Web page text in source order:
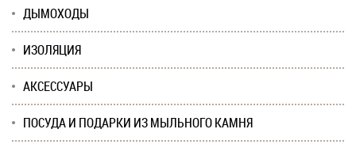
ДЫМОХОДЫ
ИЗОЛЯЦИЯ
АКСЕССУАРЫ
ПОСУДА И ПОДАРКИ ИЗ МЫЛЬНОГО КАМНЯ